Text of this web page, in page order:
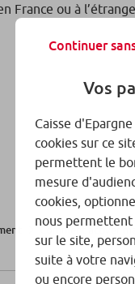
France ou à
Comment activer
Continuer
Vos
Caisse
cookies sur ce
permettent le
mesure
cookies,
nous permettent
sur le site,
suite à votre
ou encore